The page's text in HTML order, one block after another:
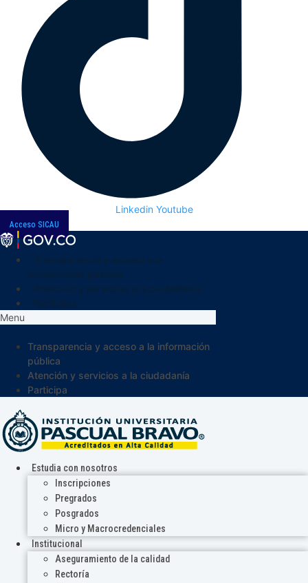
Linkedin Youtube
Acceso SICAU
Menu
Transparencia y acceso a la información
pública
Atención y servicios a la ciudadanía
Participa
Estudia con nosotros
Inscripciones
Pregrados
Posgrados
Micro y Macrocredenciales
Institucional
Aseguramiento de la calidad
Rectoría